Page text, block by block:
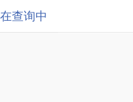
查询中